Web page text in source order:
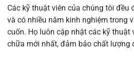
Các kỹ thuật viên của chúng tôi đều
và có nhiều năm kinh nghiệm trong
cuốn. Họ luôn cập nhật các kỹ thuật
chữa mới nhất, đảm bảo chất lượng